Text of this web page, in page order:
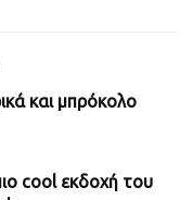
και μπρόκολο
cool εκδοχή του